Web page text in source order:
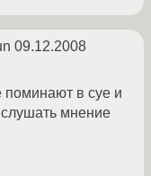
09.12.2008
поминают в суе и
мнение